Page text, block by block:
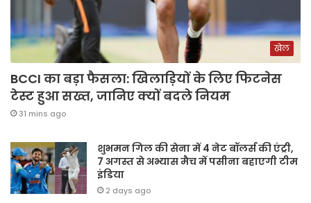
खेल
BCCI का बड़ा फैसला: खिलाड़ियों के लिए फिटनेस
टेस्ट हुआ सख्त, जानिए क्यों बदले नियम
31 mins ago
शुभमन गिल की सेना में 4 नेट बॉलर्स की एंट्री,
7 अगस्त से अभ्यास मैच में पसीना बहाएगी टीम
इंडिया
2 days ago